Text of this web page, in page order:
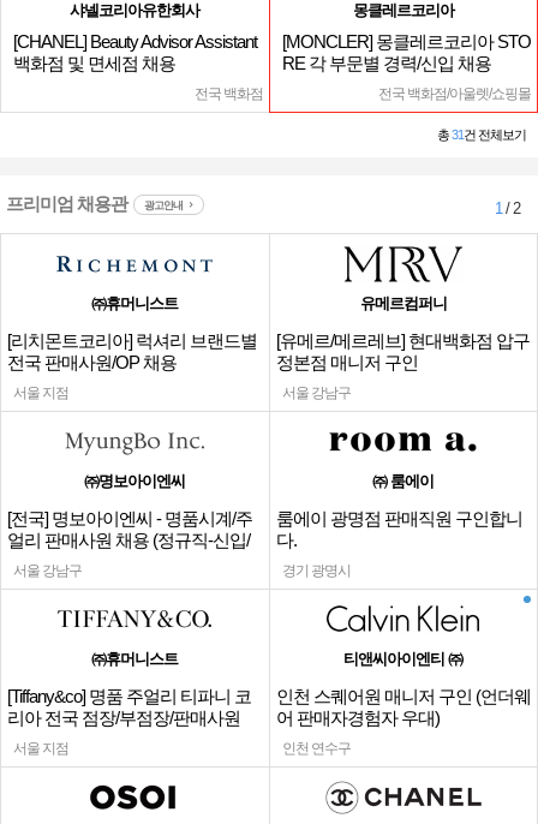
샤넬코리아유한회사
[CHANEL] Beauty Advisor Assistant
백화점 및 면세점 채용
전국 백화점
몽클레르코리아
[MONCLER] 몽클레르코리아 STO
RE 각 부문별 경력/신입 채용
전국 백화점/아울렛/쇼핑몰
총31건 전체보기
프리미엄 채용관 광고안내 1/ 2
㈜휴머니스트
[리치몬트코리아] 럭셔리 브랜드별
전국 판매사원/OP 채용
서울 지점
유메르컴퍼니
[유메르/메르레브] 현대백화점 압구
정본점 매니저 구인
서울 강남구
㈜명보아이엔씨
[전국] 명보아이엔씨 - 명품시계/주
얼리 판매사원 채용 (정규직-신입/
경력)
서울 강남구
㈜ 룸에이
룸에이 광명점 판매직원 구인합니
다.
경기 광명시
㈜휴머니스트
[Tiffany&co] 명품 주얼리 티파니 코
리아 전국 점장/부점장/판매사원
서울 지점
티앤씨아이엔티 ㈜
인천 스퀘어원 매니저 구인 (언더웨
어 판매자경험자 우대)
인천 연수구